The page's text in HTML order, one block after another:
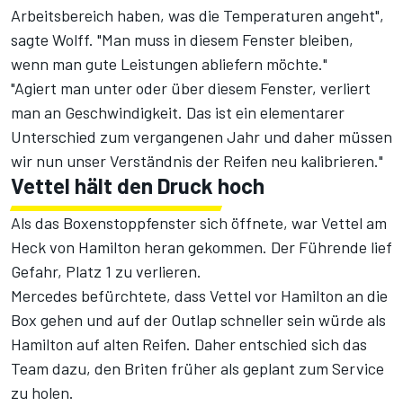
Arbeitsbereich haben, was die Temperaturen angeht",
sagte Wolff. "Man muss in diesem Fenster bleiben,
wenn man gute Leistungen abliefern möchte."
"Agiert man unter oder über diesem Fenster, verliert
man an Geschwindigkeit. Das ist ein elementarer
Unterschied zum vergangenen Jahr und daher müssen
wir nun unser Verständnis der Reifen neu kalibrieren."
Vettel hält den Druck hoch
Als das Boxenstoppfenster sich öffnete, war Vettel am
Heck von Hamilton heran gekommen. Der Führende lief
Gefahr, Platz 1 zu verlieren.
Mercedes befürchtete, dass Vettel vor Hamilton an die
Box gehen und auf der Outlap schneller sein würde als
Hamilton auf alten Reifen. Daher entschied sich das
Team dazu, den Briten früher als geplant zum Service
zu holen.